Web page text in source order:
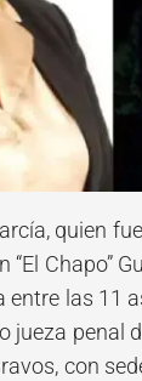
quien
Chapo”
entre las 11
jueza penal
con